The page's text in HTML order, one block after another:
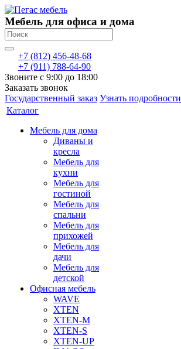
Мебель для офиса и дома
+7 (812) 456-48-68
+7 (911) 788-64-90
Звоните с 9:00 до 18:00
Заказать звонок
Государственный заказ Узнать подробности
Каталог
Мебель для дома
Диваны и
кресла
Мебель для
кухни
Мебель для
гостиной
Мебель для
спальни
Мебель для
прихожей
Мебель для
дачи
Мебель для
детской
Офисная мебель
WAVE
XTEN
XTEN-M
XTEN-S
XTEN-UP